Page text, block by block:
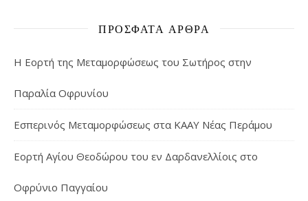
ΠΡΌΣΦΑΤΑ ΆΡΘΡΑ
Η Εορτή της Μεταμορφώσεως του Σωτήρος στην
Παραλία Οφρυνίου
Εσπερινός Μεταμορφώσεως στα ΚΑΑΥ Νέας Περάμου
Εορτή Αγίου Θεοδώρου του εν Δαρδανελλίοις στο
Οφρύνιο Παγγαίου